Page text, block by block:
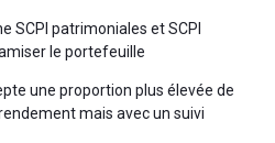
SCPI patrimoniales et SCPI
le portefeuille
une proportion plus élevée de
mais avec un suivi